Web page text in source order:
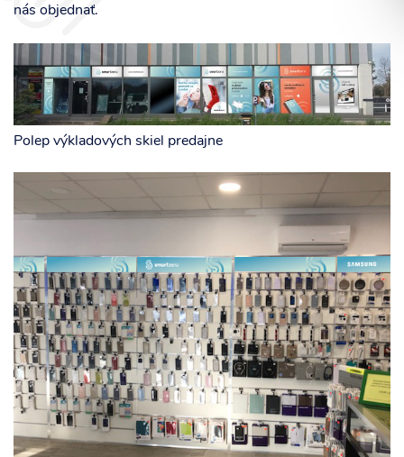
nás objednať.
Polep výkladových skiel predajne
ODOSLAŤ